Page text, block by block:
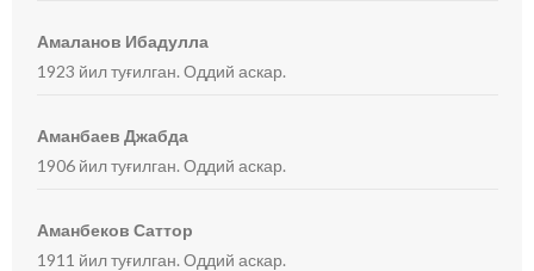
Амаланов Ибадулла
1923 йил туғилган. Оддий аскар.
Аманбаев Джабда
1906 йил туғилган. Оддий аскар.
Аманбеков Саттор
1911 йил туғилган. Оддий аскар.